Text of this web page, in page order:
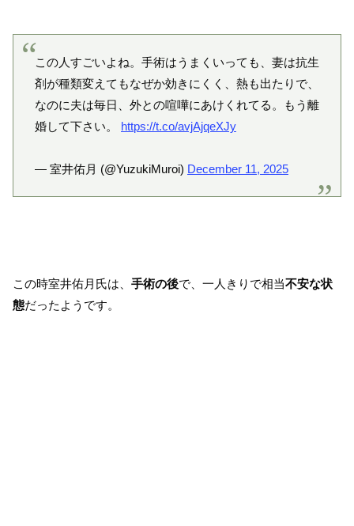
この人すごいよね。手術はうまくいっても、妻は抗生
剤が種類変えてもなぜか効きにくく、熱も出たりで、
なのに夫は毎日、外との喧嘩にあけくれてる。もう離
婚して下さい。 https://t.co/avjAjqeXJy
— 室井佑月 (@YuzukiMuroi) December 11, 2025
この時室井佑月氏は、 手術の後で、一人きりで相当不安な状
態だったようです。